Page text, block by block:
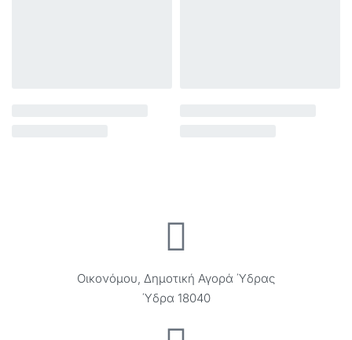
Οικονόμου, Δημοτική Αγορά Ύδρας
Ύδρα 18040